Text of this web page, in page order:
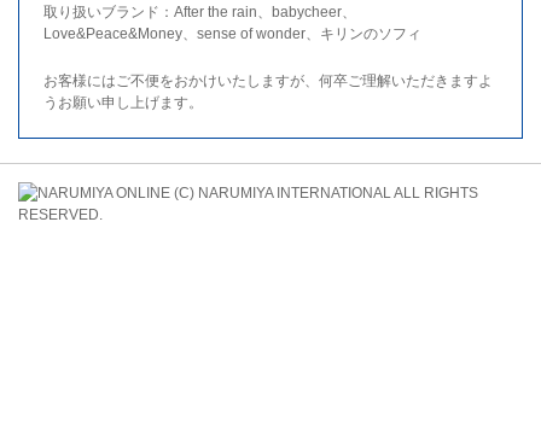
取り扱いブランド：After the rain、babycheer、
Love&Peace&Money、sense of wonder、キリンのソフィ
お客様にはご不便をおかけいたしますが、何卒ご理解いただきますよ
うお願い申し上げます。